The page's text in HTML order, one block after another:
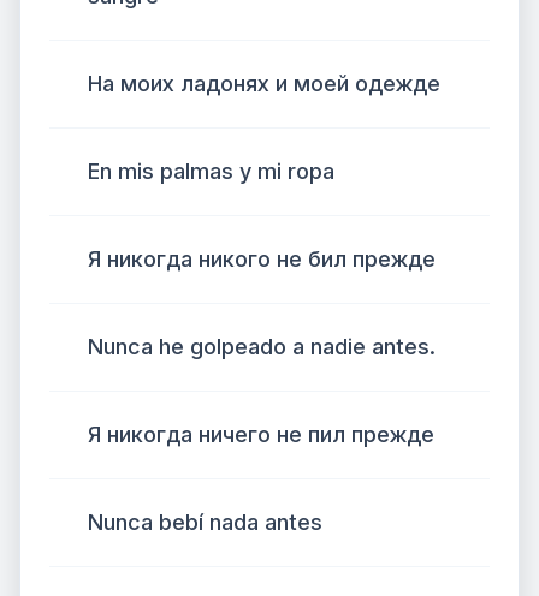
На моих ладонях и моей одежде
En mis palmas y mi ropa
Я никогда никого не бил прежде
Nunca he golpeado a nadie antes.
Я никогда ничего не пил прежде
Nunca bebí nada antes